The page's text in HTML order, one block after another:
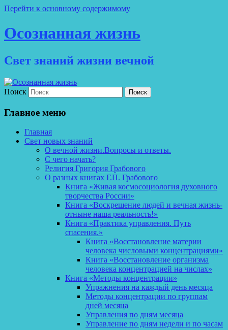
Перейти к основному содержимому
Осознанная жизнь
Свет знаний жизни вечной
Поиск
Главное меню
Главная
Свет новых знаний
О вечной жизни.Вопросы и ответы.
С чего начать?
Религия Григория Грабового
О разных книгах Г.П. Грабового
Книга «Живая космосоциология духовного
творчества России»
Книга «Воскрешение людей и вечная жизнь-
отныне наша реальность!»
Книга «Практика управления. Путь
спасения.»
Книга «Восстановление материи
человека числовыми концентрациями»
Книга «Восстановление организма
человека концентрацией на числах»
Книга «Методы концентрации»
Упражнения на каждый день месяца
Методы концентрации по группам
дней месяца
Управления по дням месяца
Управление по дням недели и по часам